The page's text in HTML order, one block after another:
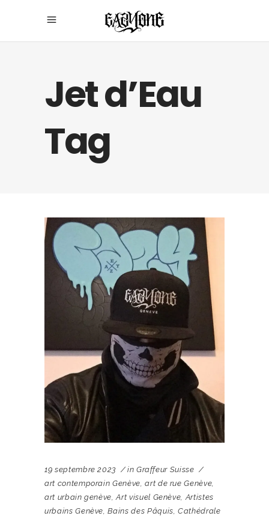
Jet d’Eau
Tag
19 septembre 2023 in Graffeur Suisse
art contemporain Genève,art de rue Genève,
art urbain genève,Art visuel Genève,Artistes
urbains Genève,Bains des Pâquis,Cathédrale